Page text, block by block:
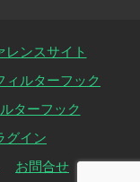
ンスサイト
ィルターフック
ターフック
グイン
お問合せ